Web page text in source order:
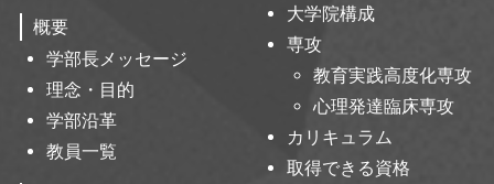
概要
学部長メッセージ
理念・目的
学部沿革
教員一覧
大学院構成
専攻
教育実践高度化専攻
心理発達臨床専攻
カリキュラム
取得できる資格